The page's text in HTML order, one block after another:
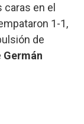
en el
1-1,
de
Germán